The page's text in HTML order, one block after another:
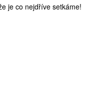
je co nejdříve setkáme!